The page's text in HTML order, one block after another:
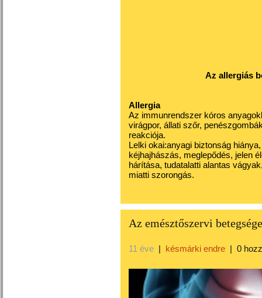
Az allergiás
Allergia
Az immunrendszer kóros
virágpor, állati szőr,
reakciója.
Lelki okai:anyagi biztonság
kéjhajhászás, meglepődés, jelen
hárítása, tudatalatti alantas
miatti szorongás.
Az emésztőszervi
11 éve | késmárki endre | 0